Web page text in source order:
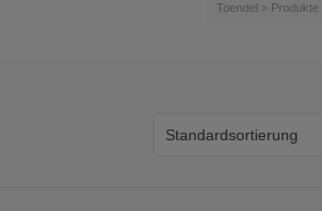
Toendel > Produkte